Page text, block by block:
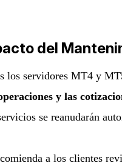
del
los servidores MT4 y
y las
se reanudarán
a los clientes